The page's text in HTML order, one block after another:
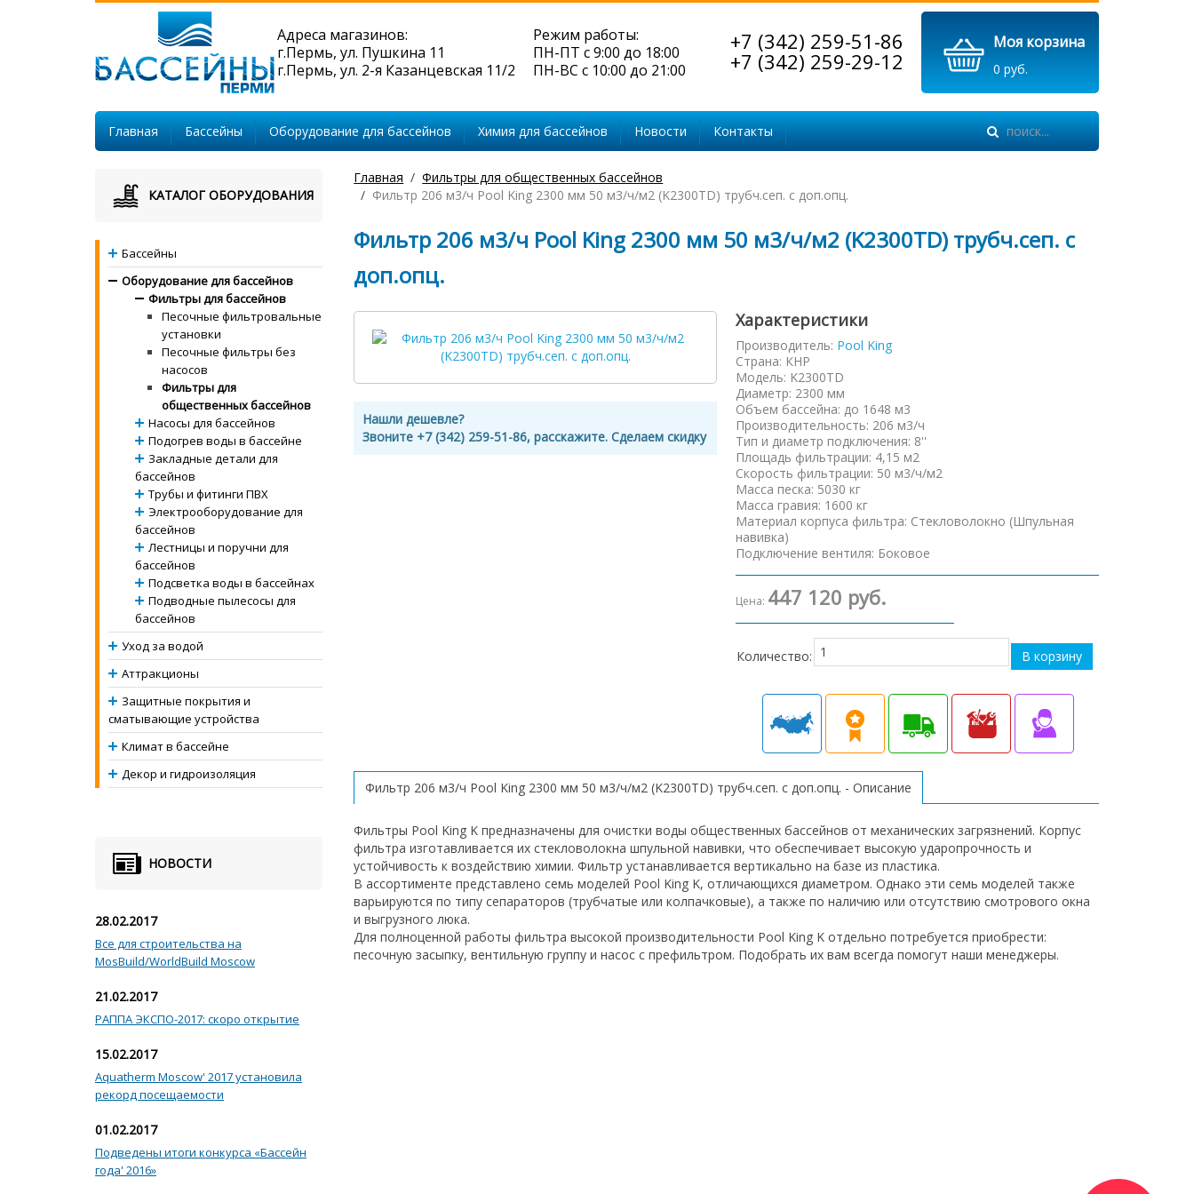
Моя корзина
0 руб.
+7 (342) 259-51-86
+7 (342) 259-29-12
Режим работы:
ПН-ПТ с 9:00 до 18:00
ПН-ВС с 10:00 до 21:00
Адреса магазинов:
г.Пермь, ул. Пушкина 11
г.Пермь, ул. 2-я Казанцевская 11/2
Главная Бассейны Оборудование для бассейнов Химия для бассейнов Новости Контакты
Главная
Фильтры для общественных бассейнов
Фильтр 206 м3/ч Pool King 2300 мм 50 м3/ч/м2 (K2300TD) трубч.сеп. c доп.опц.
Фильтр 206 м3/ч Pool King 2300 мм 50 м3/ч/м2 (K2300TD) трубч.сеп. c
доп.опц.
Нашли дешевле?
Звоните +7 (342) 259-51-86, расскажите. Сделаем скидку
Характеристики
Производитель: Pool King
Страна: КНР
Модель: K2300TD
Диаметр: 2300 мм
Объем бассейна: до 1648 м3
Производительность: 206 м3/ч
Тип и диаметр подключения: 8''
Площадь фильтрации: 4,15 м2
Скорость фильтрации: 50 м3/ч/м2
Масса песка: 5030 кг
Масса гравия: 1600 кг
Материал корпуса фильтра: Стекловолокно (Шпульная
навивка)
Подключение вентиля: Боковое
Цена: 447 120 руб.
Количество:
Фильтр 206 м3/ч Pool King 2300 мм 50 м3/ч/м2 (K2300TD) трубч.сеп. c доп.опц. - Описание
Фильтры Pool King K предназначены для очистки воды общественных бассейнов от механических загрязнений. Корпус
фильтра изготавливается их стекловолокна шпульной навивки, что обеспечивает высокую ударопрочность и
устойчивость к воздействию химии. Фильтр устанавливается вертикально на базе из пластика.
В ассортименте представлено семь моделей Pool King K, отличающихся диаметром. Однако эти семь моделей также
варьируются по типу сепараторов (трубчатые или колпачковые), а также по наличию или отсутствию смотрового окна
и выгрузного люка.
Для полноценной работы фильтра высокой производительности Pool King K отдельно потребуется приобрести:
песочную засыпку, вентильную группу и насос с префильтром. Подобрать их вам всегда помогут наши менеджеры.
КАТАЛОГ ОБОРУДОВАНИЯ
Бассейны
Оборудование для бассейнов
Фильтры для бассейнов
Песочные фильтровальные
установки
Песочные фильтры без
насосов
Фильтры для
общественных бассейнов
Насосы для бассейнов
Подогрев воды в бассейне
Закладные детали для
бассейнов
Трубы и фитинги ПВХ
Электрооборудование для
бассейнов
Лестницы и поручни для
бассейнов
Подсветка воды в бассейнах
Подводные пылесосы для
бассейнов
Уход за водой
Аттракционы
Защитные покрытия и
сматывающие устройства
Климат в бассейне
Декор и гидроизоляция
НОВОСТИ
28.02.2017
Все для строительства на
MosBuild/WorldBuild Moscow
21.02.2017
РАППА ЭКСПО-2017: скоро открытие
15.02.2017
Aquatherm Moscow' 2017 установила
рекорд посещаемости
01.02.2017
Подведены итоги конкурса «Бассейн
года' 2016»